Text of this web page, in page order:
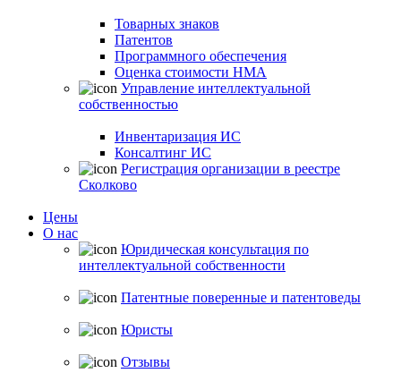
Товарных знаков
Патентов
Программного обеспечения
Оценка стоимости НМА
Управление интеллектуальной
собственностью
Инвентаризация ИС
Консалтинг ИС
Регистрация организации в реестре
Сколково
Цены
О нас
Юридическая консультация по
интеллектуальной собственности
Патентные поверенные и патентоведы
Юристы
Отзывы